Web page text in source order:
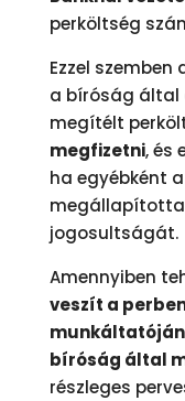
perköltség
Ezzel szemben
a bíróság
megítélt
megfizetni, és
ha egyébként
megállapította
jogosultságát.
Amennyiben
veszít a
bíróság által
részleges